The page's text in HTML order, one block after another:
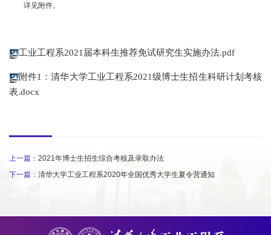
详见附件。
工业工程系2021届本科生推荐免试研究生实施办法.pdf
附件1：清华大学工业工程系2021级博士生招生科研计划考核
表.docx
上一篇： 2021年博士生招生综合考核及录取办法
下一篇： 清华大学工业工程系2020年全国优秀大学生夏令营通知